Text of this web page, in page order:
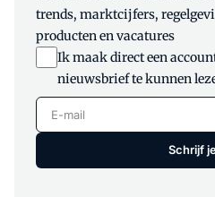
trends, marktcijfers,
producten en vacatures
Ik maak direct een
nieuwsbrief te kunnen
E-mail
Schrijf